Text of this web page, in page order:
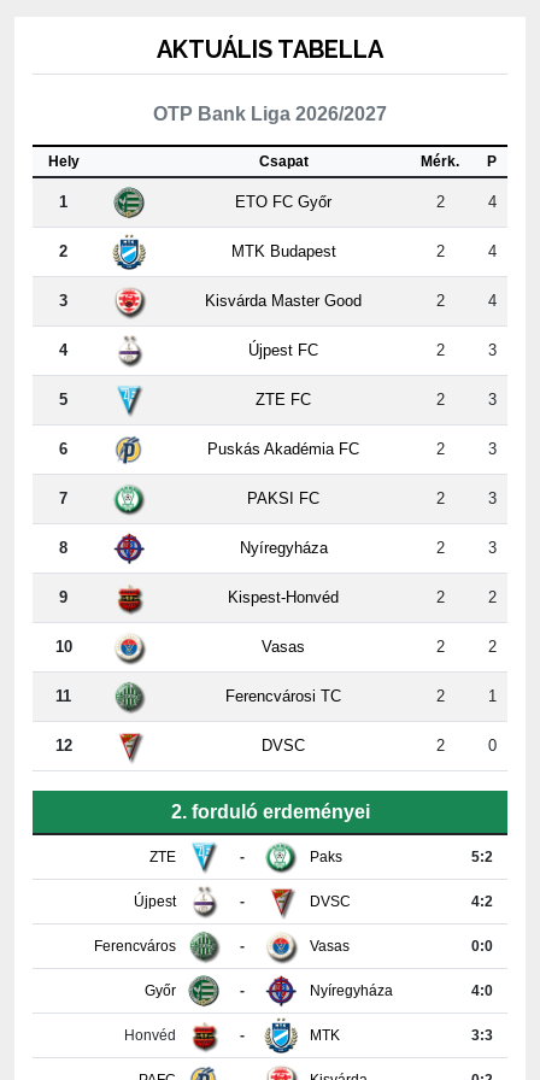
AKTUÁLIS TABELLA
OTP Bank Liga 2026/2027
Hely Csapat Mérk. P
1 ETO FC Győr 2 4
2 MTK Budapest 2 4
3 Kisvárda Master Good 2 4
4 Újpest FC 2 3
5 ZTE FC 2 3
6 Puskás Akadémia FC 2 3
7 PAKSI FC 2 3
8 Nyíregyháza 2 3
9 Kispest-Honvéd 2 2
10 Vasas 2 2
11 Ferencvárosi TC 2 1
12 DVSC 2 0
2. forduló erdeményei
ZTE - Paks 5:2
Újpest - DVSC 4:2
Ferencváros - Vasas 0:0
Győr - Nyíregyháza 4:0
Honvéd - MTK 3:3